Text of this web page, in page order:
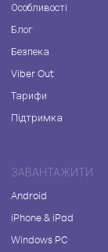
Особливості
Блог
Безпека
Viber Out
Тарифи
Підтримка
ЗАВАНТАЖИТИ
Android
iPhone & iPad
Windows PC